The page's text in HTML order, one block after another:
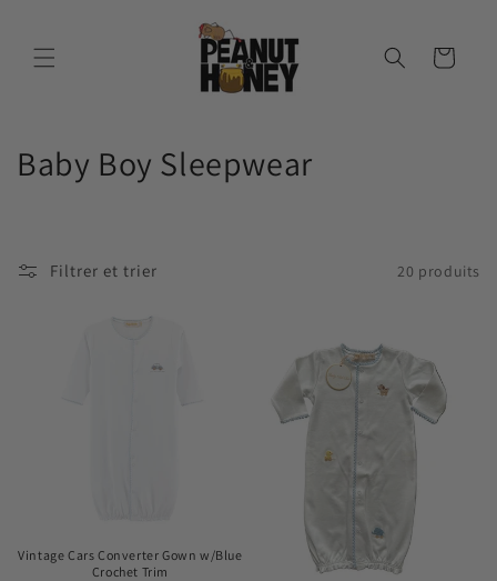
au
contenu
Panier
C
n
Baby Boy Sleepwear
Filtrer et trier 20 produits
Vintage Cars Converter Gown w/Blue
Crochet Trim